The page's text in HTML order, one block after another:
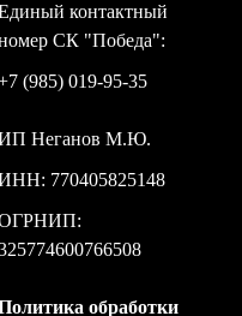
контактный
СК "Победа":
(985) 019-95-35
Неганов М.Ю.
770405825148
обработки